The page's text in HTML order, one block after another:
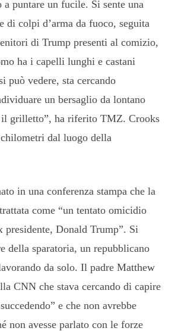
puntare un fucile. Si sente una
di colpi d’arma da fuoco, seguita
di Trump presenti al comizio,
ha i capelli lunghi e castani
può vedere, sta cercando
un bersaglio da lontano
il grilletto”, ha riferito TMZ. Crooks
dal luogo della
in una conferenza stampa che la
come “un tentato omicidio
presidente, Donald Trump”. Si
della sparatoria, un repubblicano
da solo. Il padre Matthew
CNN che stava cercando di capire
e che non avrebbe
non avesse parlato con le forze